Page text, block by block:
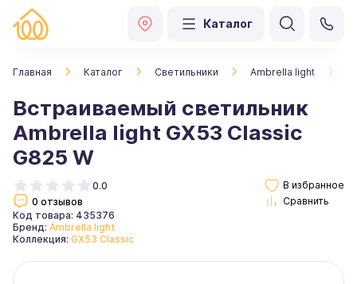
Каталог
Главная Каталог Светильники Ambrella light
Встраиваемый светильник
Ambrella light GX53 Classic
G825 W
0.0
0 отзывов
Код товара: 435376
Бренд: Ambrella light
Коллекция: GX53 Classic